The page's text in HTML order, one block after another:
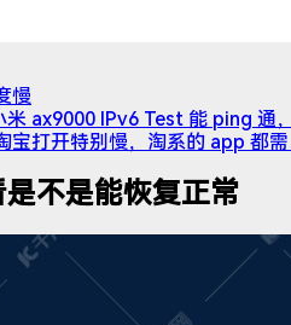
慢
ax9000 IPv6 Test 能 ping 通
宝打开特别慢，淘系的 app 都
不是能恢复正常